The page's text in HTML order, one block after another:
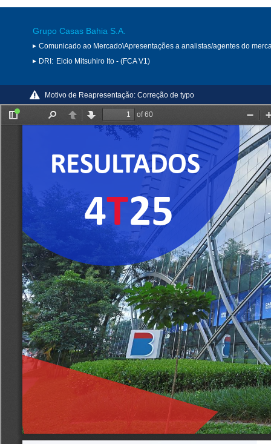
Grupo Casas Bahia S.A.
Comunicado ao Mercado\Apresentações a analistas/agentes do
DRI: Elcio Mitsuhiro Ito - (FCA V1)
Motivo de Reapresentação: Correção de typo